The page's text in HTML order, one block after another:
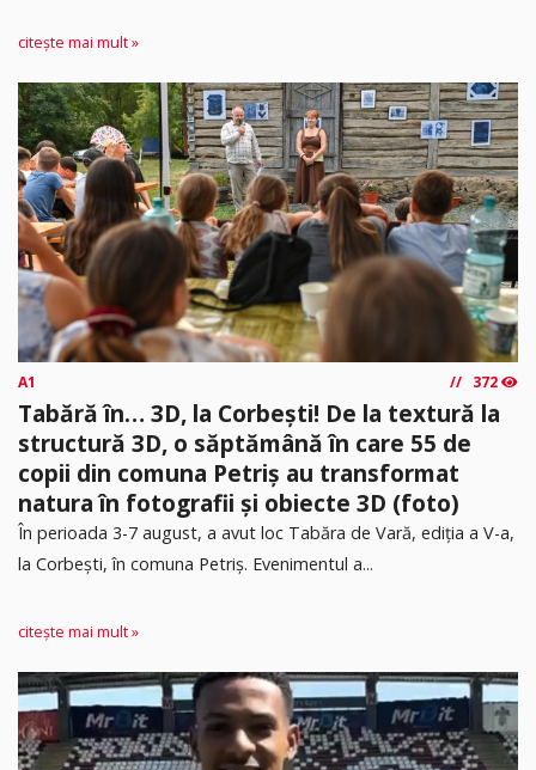
citește mai mult »
A1 372
Tabără în… 3D, la Corbești! De la textură la
structură 3D, o săptămână în care 55 de
copii din comuna Petriș au transformat
natura în fotografii și obiecte 3D (foto)
În perioada 3-7 august, a avut loc Tabăra de Vară, ediția a V-a,
la Corbești, în comuna Petriș. Evenimentul a...
citește mai mult »